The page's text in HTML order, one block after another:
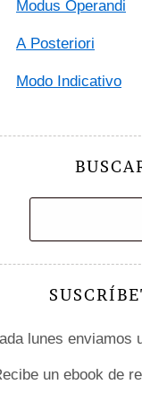
Modus Operandi
A Posteriori
Modo Indicativo
lunes enviamos
un ebook de